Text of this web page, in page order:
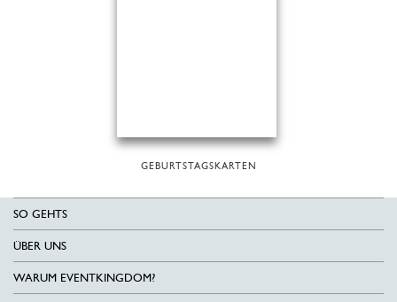
GEBURTSTAGSKARTEN
SO GEHTS
ÜBER UNS
WARUM EVENTKINGDOM?